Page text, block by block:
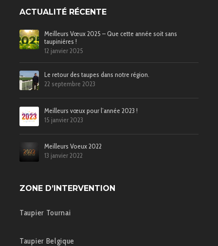
ACTUALITÉ RÉCENTE
Meilleurs Vœux 2025 – Que cette année soit sans
taupinières !
12 janvier 2025
Le retour des taupes dans notre région.
22 septembre 2023
Meilleurs vœux pour l’année 2023 !
15 janvier 2023
Meilleurs Voeux 2022
13 janvier 2022
ZONE D’INTERVENTION
Taupier Tournai
Taupier Belgique